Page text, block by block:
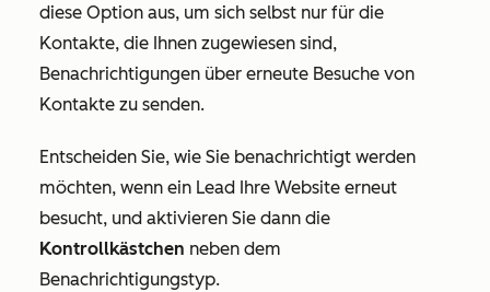
diese Option aus, um sich selbst nur für die
Kontakte, die Ihnen zugewiesen sind,
Benachrichtigungen über erneute Besuche von
Kontakte zu senden.
Entscheiden Sie, wie Sie benachrichtigt werden
möchten, wenn ein Lead Ihre Website erneut
besucht, und aktivieren Sie dann die
Kontrollkästchen neben dem
Benachrichtigungstyp.